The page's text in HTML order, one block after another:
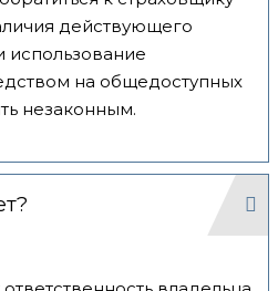
действующего
на общедоступных
незаконным.